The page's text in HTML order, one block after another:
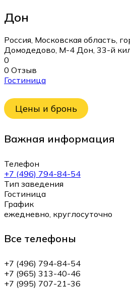
Дон
Россия, Московская область,
Домодедово, М-4 Дон, 33-й
0
0 Отзыв
Гостиница
Цены и бронь
Важная информация
Телефон
+7 (496) 794-84-54
Тип заведения
Гостиница
График
ежедневно, круглосуточно
Все телефоны
+7 (496) 794-84-54
+7 (965) 313-40-46
+7 (995) 707-21-36